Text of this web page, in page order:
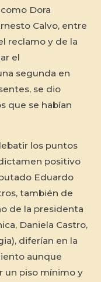
Dora
Calvo, entre
reclamo y de la
el
segunda en
se dio
que se habían
los puntos
positivo
Eduardo
también de
de la presidenta
Daniela Castro,
diferían en la
aunque
un piso mínimo y